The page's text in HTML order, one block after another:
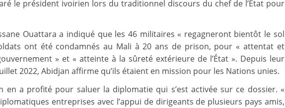
le président ivoirien lors du traditionnel discours du chef de l’État pour
Ouattara a indiqué que les 46 militaires « regagneront bientôt le sol
ont été condamnés au Mali à 20 ans de prison, pour « attentat et
» et « atteinte à la sûreté extérieure de l’État ». Depuis leur
2022, Abidjan affirme qu’ils étaient en mission pour les Nations unies.
en a profité pour saluer la diplomatie qui s’est activée sur ce dossier. «
entreprises avec l’appui de dirigeants de plusieurs pays amis,